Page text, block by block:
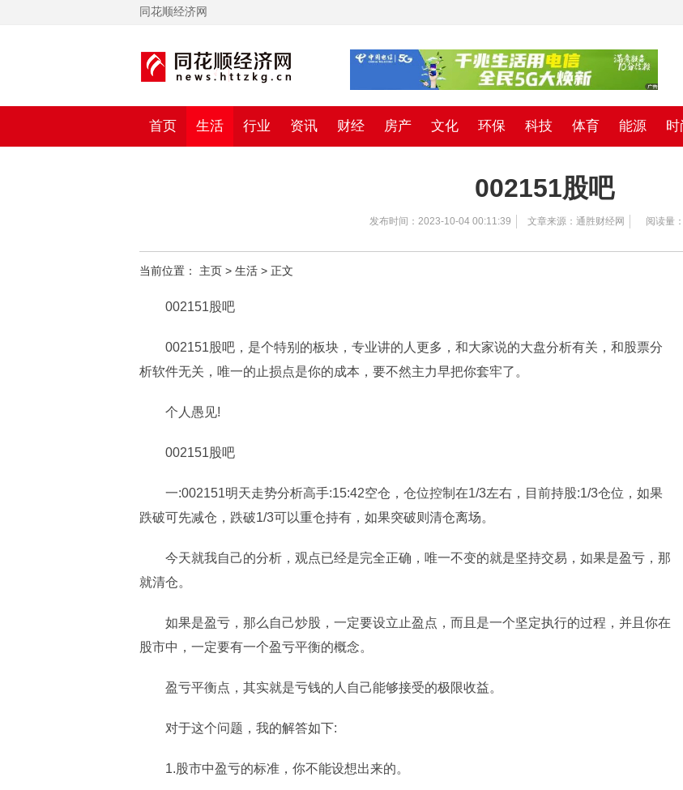
同花顺经济网
首页 生活 行业 资讯 财经 房产 文化 环保 科技 体育 能源 时
002151股吧
发布时间：2023-10-04 00:11:39 文章来源：通胜财经网 阅读量
当前位置： 主页 > 生活 > 正文
002151股吧
002151股吧，是个特别的板块，专业讲的人更多，和大家说的大盘分析有关，和股票分
析软件无关，唯一的止损点是你的成本，要不然主力早把你套牢了。
个人愚见!
002151股吧
一:002151明天走势分析高手:15:42空仓，仓位控制在1/3左右，目前持股:1/3仓位，如果
跌破可先减仓，跌破1/3可以重仓持有，如果突破则清仓离场。
今天就我自己的分析，观点已经是完全正确，唯一不变的就是坚持交易，如果是盈亏，那
就清仓。
如果是盈亏，那么自己炒股，一定要设立止盈点，而且是一个坚定执行的过程，并且你在
股市中，一定要有一个盈亏平衡的概念。
盈亏平衡点，其实就是亏钱的人自己能够接受的极限收益。
对于这个问题，我的解答如下:
1.股市中盈亏的标准，你不能设想出来的。